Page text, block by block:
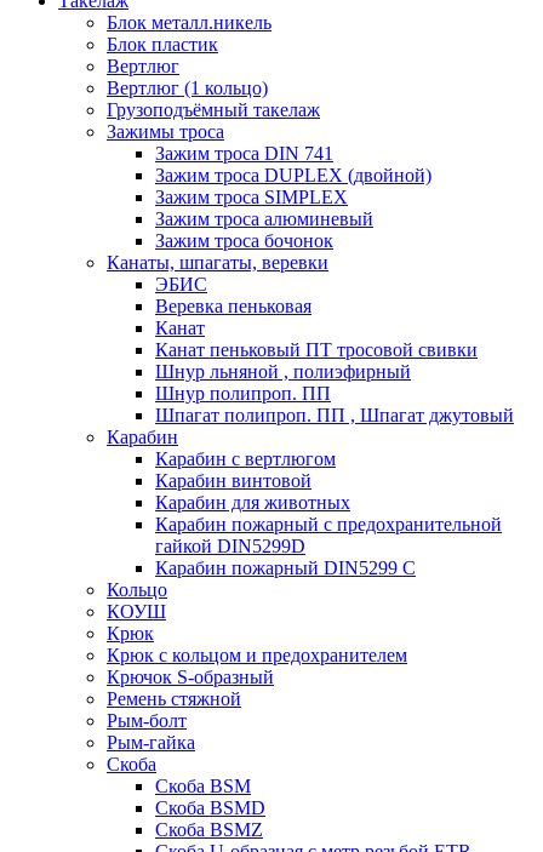
Блок металл.никель
Блок пластик
Вертлюг
Вертлюг (1 кольцо)
Грузоподъёмный такелаж
Зажимы троса
Зажим троса DIN 741
Зажим троса DUPLEX (двойной)
Зажим троса SIMPLEX
Зажим троса алюминевый
Зажим троса бочонок
Канаты, шпагаты, веревки
ЭБИС
Веревка пеньковая
Канат
Канат пеньковый ПТ тросовой свивки
Шнур льняной , полиэфирный
Шнур полипроп. ПП
Шпагат полипроп. ПП , Шпагат джутовый
Карабин
Карабин c вертлюгом
Карабин винтовой
Карабин для животных
Карабин пожарный c предохранительной
гайкой DIN5299D
Карабин пожарный DIN5299 C
Кольцо
КОУШ
Крюк
Крюк с кольцом и предохранителем
Крючок S-образный
Ремень стяжной
Рым-болт
Рым-гайка
Скоба
Скоба BSM
Скоба BSMD
Скоба BSMZ